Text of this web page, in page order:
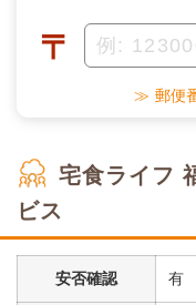
〒
≫ 郵便
宅食ライフ
ビス
安否確認 有